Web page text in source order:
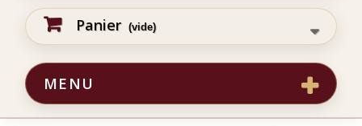
Panier (vide)
MENU